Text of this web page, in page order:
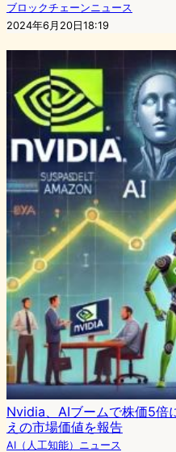
ブロックチェーンニュース
2024年6月20日18:19
Nvidia、AIブームで株価5
えの市場価値を報告
AI（人工知能）ニュース